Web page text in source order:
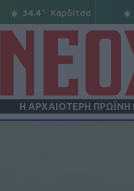
34.4 C Καρδίτσα
Η ΑΡΧΑΙΟΤΕΡΗ